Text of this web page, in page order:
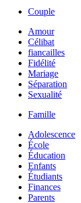
Couple
Amour
Célibat
fiancailles
Fidélité
Mariage
Séparation
Sexualité
Famille
Adolescence
École
Éducation
Enfants
Étudiants
Finances
Parents